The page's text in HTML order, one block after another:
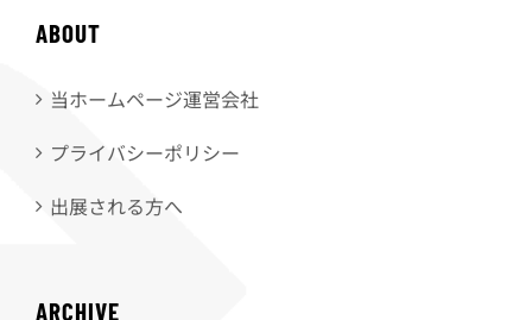
ABOUT
当ホームページ運営会社
プライバシーポリシー
出展される方へ
ARCHIVE